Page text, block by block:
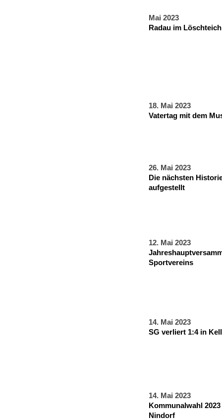
Mai 2023
Radau im Löschteich
18. Mai 2023
Vatertag mit dem
26. Mai 2023
Die nächsten
aufgestellt
12. Mai 2023
Sportvereins
14. Mai 2023
SG verliert 1:4 in
14. Mai 2023
Kommunalwahl
Nindorf